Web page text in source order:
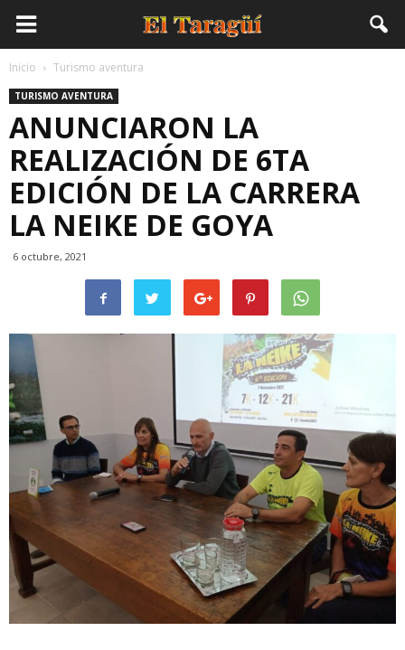
Inicio Turismo aventura
TURISMO AVENTURA
ANUNCIARON LA
REALIZACIÓN DE 6TA
EDICIÓN DE LA CARRERA
LA NEIKE DE GOYA
6 octubre, 2021